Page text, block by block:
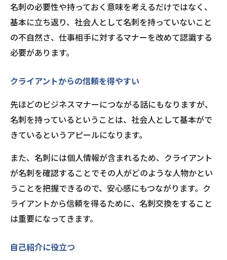
名刺の必要性や持っておく意味を考えるだけではなく、
基本に立ち返り、社会人として名刺を持っていないこと
の不自然さ、仕事相手に対するマナーを改めて認識する
必要があります。
クライアントからの信頼を得やすい
先ほどのビジネスマナーにつながる話にもなりますが、
名刺を持っているということは、社会人として基本がで
きているというアピールになります。
また、名刺には個人情報が含まれるため、クライアント
が名刺を確認することでその人がどのような人物かとい
うことを把握できるので、安心感にもつながります。ク
ライアントから信頼を得るために、名刺交換をすること
は重要になってきます。
自己紹介に役立つ